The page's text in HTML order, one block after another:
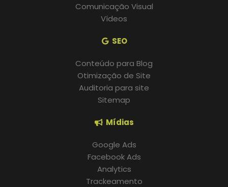
Comunicação Visual
Vídeos
SEO
Conteúdo para Blog
Otimização de Site
Auditoria para site
Sitemap
Mídias
Google Ads
Facebook Ads
Analytics
Trackeamento